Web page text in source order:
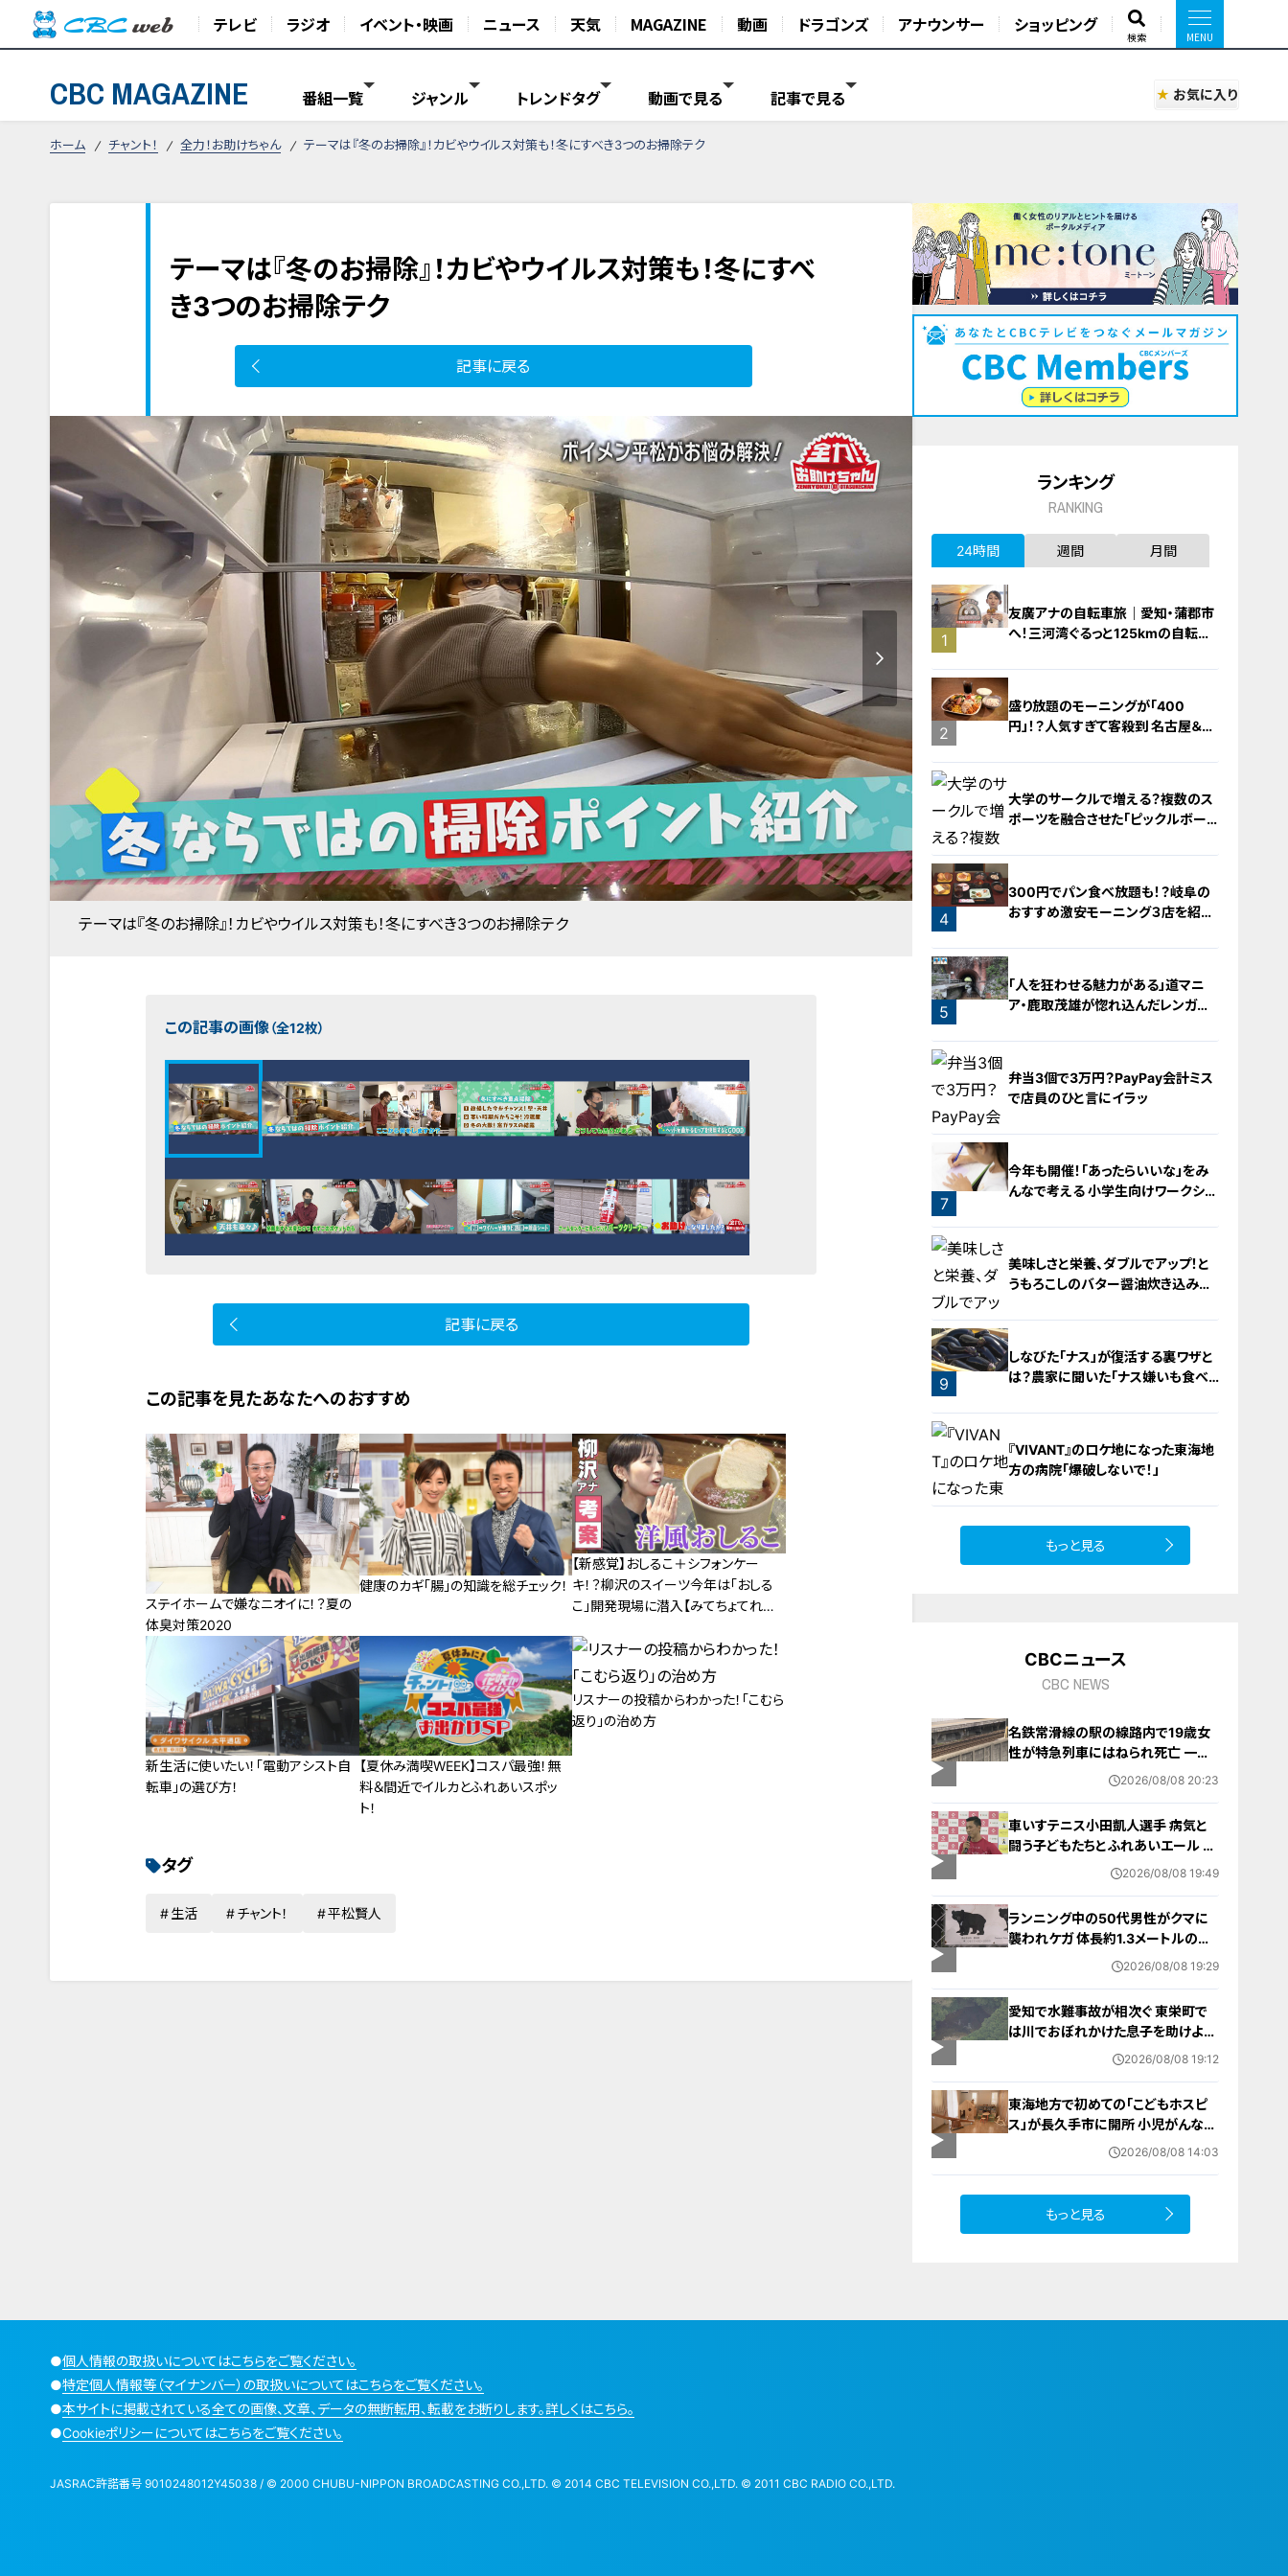
テレビ ラジオ イベント・映画 ニュース 天気 MAGAZINE 動画 ドラゴンズ アナウンサー ショッピング
検索
CBC MAGAZINE 番組一覧 ジャンル トレンドタグ 動画で見る 記事で見る お気に入り
ホーム チャント！ 全力！お助けちゃん テーマは『冬のお掃除』！カビやウイルス対策も！冬にすべき3つのお掃除テク
テーマは『冬のお掃除』！カビやウイルス対策も！冬にすべ
き3つのお掃除テク
記事に戻る
テーマは『冬のお掃除』！カビやウイルス対策も！冬にすべき3つのお掃除テク
この記事の画像（全12枚）
記事に戻る
この記事を見たあなたへのおすすめ
ステイホームで嫌なニオイに！？夏の
体臭対策2020
健康のカギ「腸」の知識を総チェック！
【新感覚】おしるこ＋シフォンケー
キ！？柳沢のスイーツ今年は「おしる
こ」開発現場に潜入【みてちょてれび
新生活に使いたい！「電動アシスト自
転車」の選び方！
【夏休み満喫WEEK】コスパ最強！無
料＆間近でイルカとふれあいスポッ
ト！
リスナーの投稿からわかった！「こむら
返り」の治め方
タグ
生活 チャント！ 平松賢人
ランキング
RANKING
24時間 週間 月間
1
友廣アナの自転車旅｜愛知・蒲郡市
へ！三河湾ぐるっと125kmの自転車
2
盛り放題のモーニングが「400
円」！？人気すぎて客殺到 名古屋＆岐
3
大学のサークルで増える？複数のス
ポーツを融合させた「ピックルボー
4
300円でパン食べ放題も！？岐阜の
おすすめ激安モーニング３店を紹
5
「人を狂わせる魅力がある」道マニ
ア・鹿取茂雄が惚れ込んだレンガの
6
弁当3個で3万円？PayPay会計ミス
で店員のひと言にイラッ
7
今年も開催！「あったらいいな」をみ
んなで考える 小学生向けワークショ
8
美味しさと栄養、ダブルでアップ！と
うもろこしのバター醤油炊き込みご
9
しなびた「ナス」が復活する裏ワザと
は？農家に聞いた「ナス嫌いも食べ
『VIVANT』のロケ地になった東海地
方の病院「爆破しないで！」
もっと見る
CBCニュース
CBC NEWS
名鉄常滑線の駅の線路内で19歳女
性が特急列車にはねられ死亡 一部
区間で一時運転見合わせに お盆休
2026/08/08 20:23
車いすテニス小田凱人選手 病気と
闘う子どもたちとふれあいエール ス
ポーツの楽しさ伝える 名古屋・緑区
2026/08/08 19:49
ランニング中の50代男性がクマに
襲われケガ 体長約1.3メートルのツ
キノワグマに腕や足をかまれる 「つ
岐阜・高山市
2026/08/08 19:29
愛知で水難事故が相次ぐ 東栄町で
は川でおぼれかけた息子を助けよう
とし父親が心肺停止の状態で搬送
2026/08/08 19:12
東海地方で初めての「こどもホスピ
ス」が長久手市に開所 小児がんなど
重い病気の子どもと家族を支える施
2026/08/08 14:03
もっと見る
●個人情報の取扱いについてはこちらをご覧ください。
●特定個人情報等（マイナンバー）の取扱いについてはこちらをご覧ください。
●本サイトに掲載されている全ての画像、文章、データの無断転用、転載をお断りします。詳しくはこちら。
●Cookieポリシーについてはこちらをご覧ください。
JASRAC許諾番号 9010248012Y45038 / © 2000 CHUBU-NIPPON BROADCASTING CO.,LTD. © 2014 CBC TELEVISION CO.,LTD. © 2011 CBC RADIO CO.,LTD.